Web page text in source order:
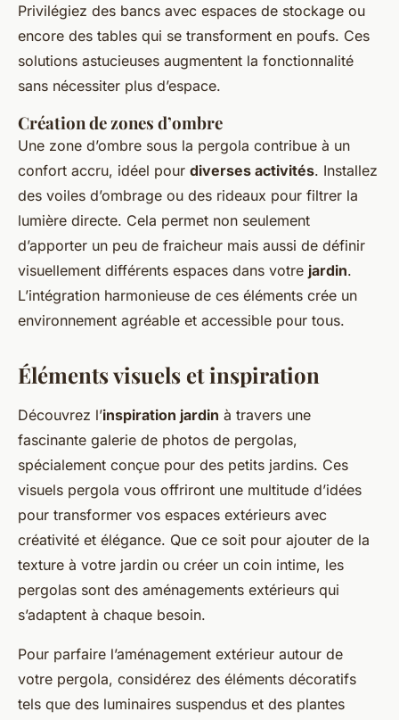
Privilégiez des bancs avec espaces de stockage ou
encore des tables qui se transforment en poufs. Ces
solutions astucieuses augmentent la fonctionnalité
sans nécessiter plus d’espace.
Création de zones d’ombre
Une zone d’ombre sous la pergola contribue à un
confort accru, idéel pour diverses activités. Installez
des voiles d’ombrage ou des rideaux pour filtrer la
lumière directe. Cela permet non seulement
d’apporter un peu de fraicheur mais aussi de définir
visuellement différents espaces dans votre jardin.
L’intégration harmonieuse de ces éléments crée un
environnement agréable et accessible pour tous.
Éléments visuels et inspiration
Découvrez l’inspiration jardin à travers une
fascinante galerie de photos de pergolas,
spécialement conçue pour des petits jardins. Ces
visuels pergola vous offriront une multitude d’idées
pour transformer vos espaces extérieurs avec
créativité et élégance. Que ce soit pour ajouter de la
texture à votre jardin ou créer un coin intime, les
pergolas sont des aménagements extérieurs qui
s’adaptent à chaque besoin.
Pour parfaire l’aménagement extérieur autour de
votre pergola, considérez des éléments décoratifs
tels que des luminaires suspendus et des plantes